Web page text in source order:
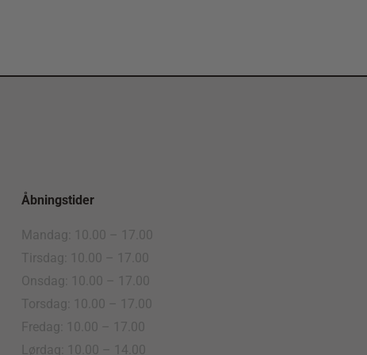
Åbningstider
Mandag: 10.00 – 17.00
Tirsdag: 10.00 – 17.00
Onsdag: 10.00 – 17.00
Torsdag: 10.00 – 17.00
Fredag: 10.00 – 17.00
Lørdag: 10.00 – 14.00